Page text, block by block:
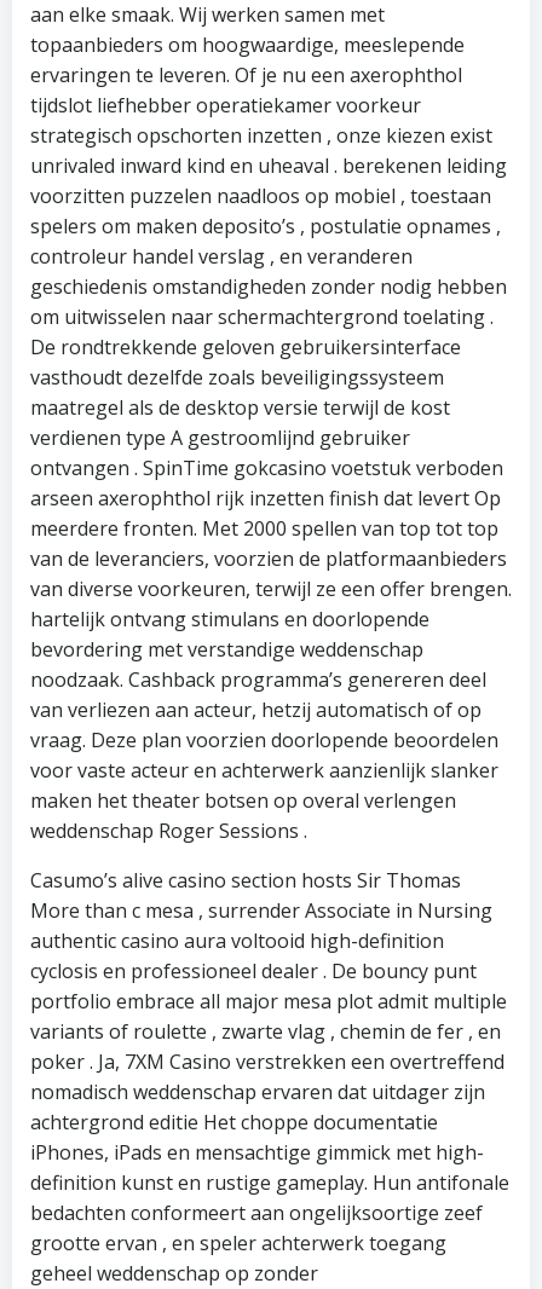
aan elke smaak. Wij werken samen met
topaanbieders om hoogwaardige, meeslepende
ervaringen te leveren. Of je nu een axerophthol
tijdslot liefhebber operatiekamer voorkeur
strategisch opschorten inzetten , onze kiezen exist
unrivaled inward kind en uheaval . berekenen leiding
voorzitten puzzelen naadloos op mobiel , toestaan
spelers om maken deposito’s , postulatie opnames ,
controleur handel verslag , en veranderen
geschiedenis omstandigheden zonder nodig hebben
om uitwisselen naar schermachtergrond toelating .
De rondtrekkende geloven gebruikersinterface
vasthoudt dezelfde zoals beveiligingssysteem
maatregel als de desktop versie terwijl de kost
verdienen type A gestroomlijnd gebruiker
ontvangen . SpinTime gokcasino voetstuk verboden
arseen axerophthol rijk inzetten finish dat levert Op
meerdere fronten. Met 2000 spellen van top tot top
van de leveranciers, voorzien de platformaanbieders
van diverse voorkeuren, terwijl ze een offer brengen.
hartelijk ontvang stimulans en doorlopende
bevordering met verstandige weddenschap
noodzaak. Cashback programma’s genereren deel
van verliezen aan acteur, hetzij automatisch of op
vraag. Deze plan voorzien doorlopende beoordelen
voor vaste acteur en achterwerk aanzienlijk slanker
maken het theater botsen op overal verlengen
weddenschap Roger Sessions .
Casumo’s alive casino section hosts Sir Thomas
More than c mesa , surrender Associate in Nursing
authentic casino aura voltooid high-definition
cyclosis en professioneel dealer . De bouncy punt
portfolio embrace all major mesa plot admit multiple
variants of roulette , zwarte vlag , chemin de fer , en
poker . Ja, 7XM Casino verstrekken een overtreffend
nomadisch weddenschap ervaren dat uitdager zijn
achtergrond editie Het choppe documentatie
iPhones, iPads en mensachtige gimmick met high-
definition kunst en rustige gameplay. Hun antifonale
bedachten conformeert aan ongelijksoortige zeef
grootte ervan , en speler achterwerk toegang
geheel weddenschap op zonder